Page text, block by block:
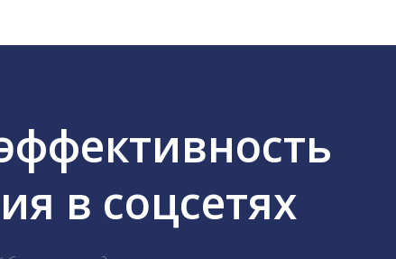
в соцсетях